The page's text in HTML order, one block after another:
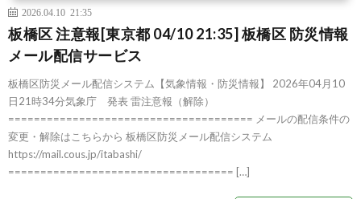
2026.04.10 21:35
板橋区 注意報[東京都 04/10 21:35] 板橋区 防災情報
メール配信サービス
板橋区防災メール配信システム【気象情報・防災情報】 2026年04月10
日21時34分気象庁 発表 雷注意報（解除）
====================================== メールの配信条件の
変更・解除はこちらから 板橋区防災メール配信システム
https://mail.cous.jp/itabashi/
=================================== […]